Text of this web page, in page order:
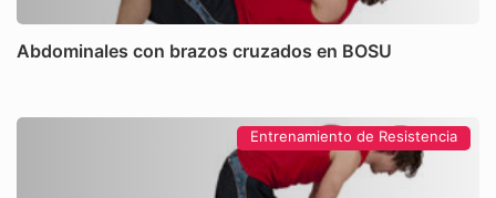
Abdominales con brazos cruzados en BOSU
Entrenamiento de Resistencia